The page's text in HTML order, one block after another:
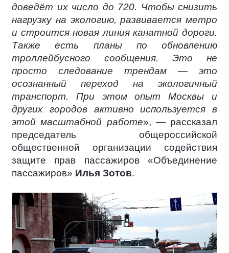
доведёт их число до 720. Чтобы снизить
нагрузку на экологию, развивается метро
и строится новая линия канатной дороги.
Также есть планы по обновлению
троллейбусного сообщения. Это не
просто следование трендам — это
осознанный переход на экологичный
транспорт. При этом опыт Москвы и
других городов активно используется в
этой масштабной работе», — рассказал
председатель общероссийской
общественной организации содействия
защите прав пассажиров «Объединение
пассажиров» Илья Зотов.